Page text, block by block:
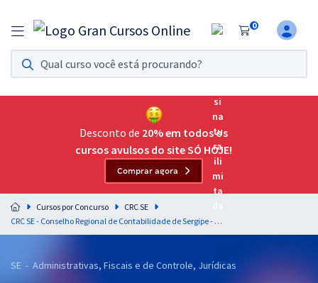
0
Assinatura Ilimitada 11
Acesso a todos os cursos. Teste grátis por 7 dias!
Assinatura OAB Até Passar
Acesso ilimitado a toda preparação para o Exame da
Residências Multiprofissionais
Preparação completa e intensiva para as principais
residências em saúde do Brasil
Desconto de 20% em todos os
cursos avulsos do site SÓ HOJE!
Comprar agora
Cursos por Concurso
CRC SE
CRC SE - Conselho Regional de Contabilidade de Sergipe - Raciocínio Lógico e Matemático para Todos os Cargos - Professor: Marcelo Leite
SE - Administrativas, Fiscais e de Controle, Jurídicas